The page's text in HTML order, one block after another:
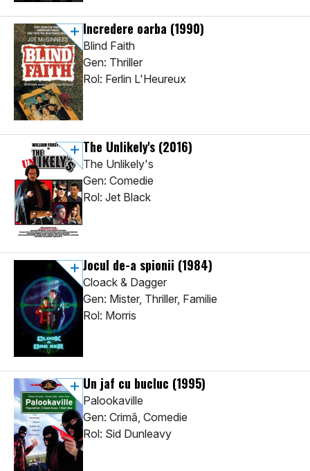
Incredere oarba (1990)
Blind Faith
Gen: Thriller
Rol: Ferlin L'Heureux
The Unlikely's (2016)
The Unlikely's
Gen: Comedie
Rol: Jet Black
Jocul de-a spionii (1984)
Cloack & Dagger
Gen: Mister, Thriller, Familie
Rol: Morris
Un jaf cu bucluc (1995)
Palookaville
Gen: Crimă, Comedie
Rol: Sid Dunleavy